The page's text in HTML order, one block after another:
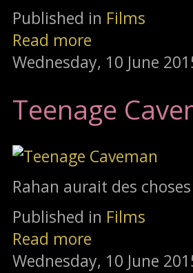
Published in Films
Read more
Wednesday, 10 June
Teenage
Rahan aurait des
Published in Films
Read more
Wednesday, 10 June